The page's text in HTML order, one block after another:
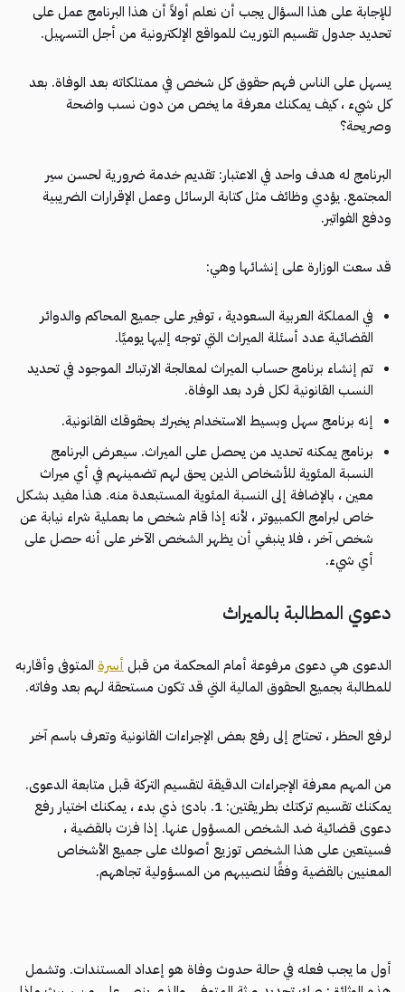
للإجابة على هذا السؤال يجب أن نعلم أولاً أن هذا البرنامج عمل على
تحديد جدول تقسيم التوريث للمواقع الإلكترونية من أجل التسهيل.
يسهل على الناس فهم حقوق كل شخص في ممتلكاته بعد الوفاة. بعد
كل شيء ، كيف يمكنك معرفة ما يخص من دون نسب واضحة
وصريحة؟
البرنامج له هدف واحد في الاعتبار: تقديم خدمة ضرورية لحسن سير
المجتمع. يؤدي وظائف مثل كتابة الرسائل وعمل الإقرارات الضريبية
ودفع الفواتير.
قد سعت الوزارة على إنشائها وهي:
في المملكة العربية السعودية ، توفير على جميع المحاكم والدوائر
القضائية عدد أسئلة الميراث التي توجه إليها يوميًا.
تم إنشاء برنامج حساب الميراث لمعالجة الارتباك الموجود في تحديد
النسب القانونية لكل فرد بعد الوفاة.
إنه برنامج سهل وبسيط الاستخدام يخبرك بحقوقك القانونية.
برنامج يمكنه تحديد من يحصل على الميراث. سيعرض البرنامج
النسبة المئوية للأشخاص الذين يحق لهم تضمينهم في أي ميراث
معين ، بالإضافة إلى النسبة المئوية المستبعدة منه. هذا مفيد بشكل
خاص لبرامج الكمبيوتر ، لأنه إذا قام شخص ما بعملية شراء نيابة عن
شخص آخر ، فلا ينبغي أن يظهر الشخص الآخر على أنه حصل على
أي شيء.
دعوي المطالبة بالميراث
الدعوى هي دعوى مرفوعة أمام المحكمة من قبل أسرة المتوفى وأقاربه
للمطالبة بجميع الحقوق المالية التي قد تكون مستحقة لهم بعد وفاته.
لرفع الحظر ، تحتاج إلى رفع بعض الإجراءات القانونية وتعرف باسم آخر
من المهم معرفة الإجراءات الدقيقة لتقسيم التركة قبل متابعة الدعوى.
يمكنك تقسيم تركتك بطريقتين: 1. بادئ ذي بدء ، يمكنك اختيار رفع
دعوى قضائية ضد الشخص المسؤول عنها. إذا فزت بالقضية ،
فسيتعين على هذا الشخص توزيع أصولك على جميع الأشخاص
المعنيين بالقضية وفقًا لنصيبهم من المسؤولية تجاههم.
أول ما يجب فعله في حالة حدوث وفاة هو إعداد المستندات. وتشمل